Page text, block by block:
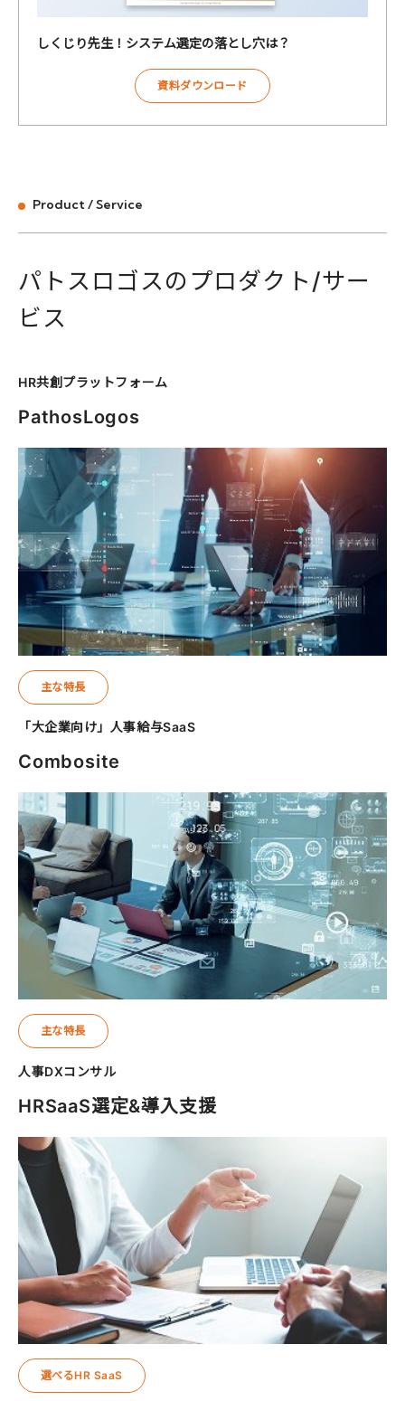
しくじり先生！システム選定の落とし穴は？
資料ダウンロード
Product / Service
パ ト ス ロ ゴスのプロダク ト/サー
ビス
HR共創プラットフォーム
PathosLogos
主な特長
「大企業向け」人事給与SaaS
Combosite
主な特長
人事DXコンサル
HRSaaS選定&導入支援
選べるHR SaaS